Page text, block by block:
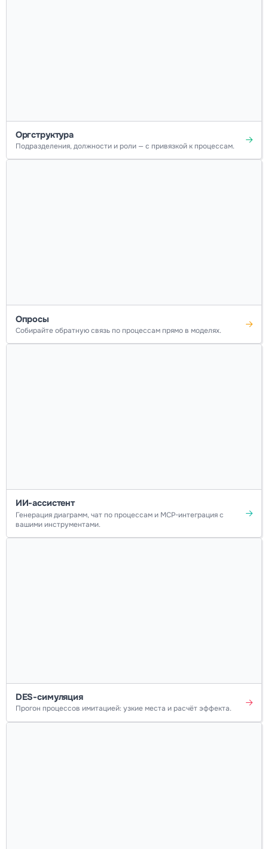
Оргструктура
Подразделения, должности и роли — с привязкой к процессам.
Опросы
Собирайте обратную связь по процессам прямо в моделях.
ИИ-ассистент
Генерация диаграмм, чат по процессам и MCP-интеграция с
вашими инструментами.
DES-симуляция
Прогон процессов имитацией: узкие места и расчёт эффекта.